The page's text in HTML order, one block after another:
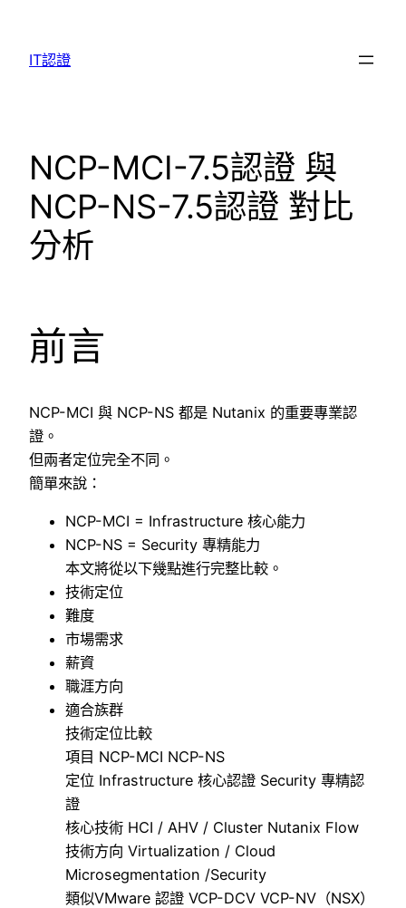
content
IT認證
NCP-MCI-7.5認證 與
NCP-NS-7.5認證 對比
分析
前言
NCP-MCI 與 NCP-NS 都是 Nutanix 的重要專業認
證。
但兩者定位完全不同。
簡單來說：
NCP-MCI = Infrastructure 核心能力
NCP-NS = Security 專精能力
本文將從以下幾點進行完整比較。
技術定位
難度
市場需求
薪資
職涯方向
適合族群
技術定位比較
項目 NCP-MCI NCP-NS
定位 Infrastructure 核心認證 Security 專精認
證
核心技術 HCI / AHV / Cluster Nutanix Flow
技術方向 Virtualization / Cloud
Microsegmentation /Security
類似VMware 認證 VCP-DCV VCP-NV（NSX）